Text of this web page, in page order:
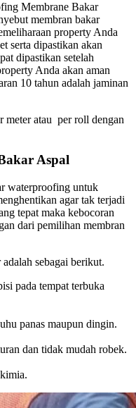
Membrane Bakar
membran bakar
property Anda
serta dipastikan akan
dipastikan setelah
Anda akan aman
10 tahun adalah jaminan
meter atau per roll dengan
Aspal
waterproofing untuk
agar tak terjadi
tepat maka kebocoran
dari pemilihan membran
sebagai berikut.
pada tempat terbuka
panas maupun dingin.
dan tidak mudah robek.